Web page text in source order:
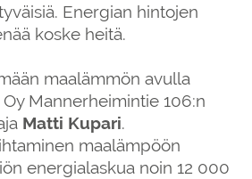
Energian hintojen
koske heitä.
maalämmön avulla
Mannerheimintie 106:n
Matti Kupari.
maalämpöön
energialaskua noin 12 000